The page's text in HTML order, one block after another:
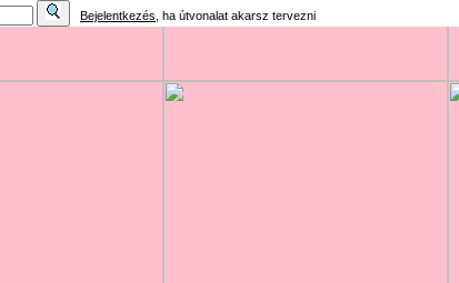
Bejelentkezés , ha útvonalat akarsz tervezni